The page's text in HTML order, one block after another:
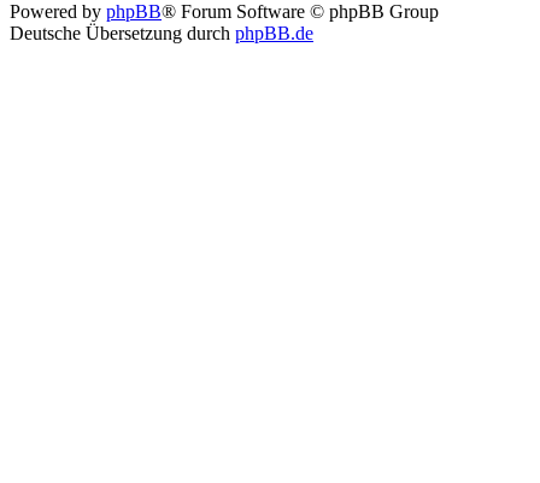
Powered by phpBB® Forum Software © phpBB Group
Deutsche Übersetzung durch phpBB.de